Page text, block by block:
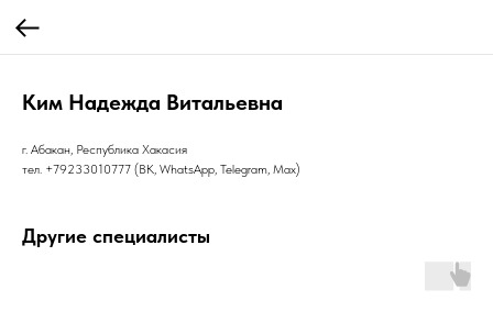
Ким Надежда Витальевна
г. Абакан, Республика Хакасия
тел. +79233010777 (ВК, WhatsApp, Telegram, Max)
Другие специалисты